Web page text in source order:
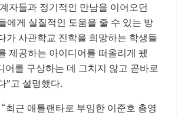
자들과 정기적인 만남을 이어오던
에게 실질적인 도움을 줄 수 있는 방
가 사관학교 진학을 희망하는 학생들
제공하는 아이디어를 떠올리게 됐
어를 구상하는 데 그치지 않고 곧바로
”고 설명했다.
최근 애틀랜타로 부임한 이준호 총영